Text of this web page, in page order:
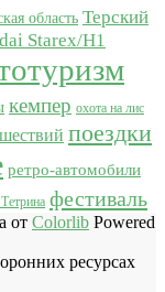
область Терский
Starex/H1
кемпер охота на лис
поездки
ретро-автомобили
фестиваль
от Colorlib Powered
ресурсах